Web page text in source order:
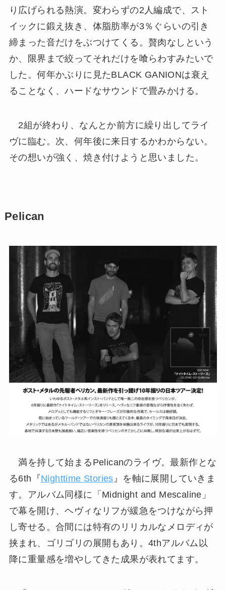
り広げられる熱演。変わらずの2人編成で、スト
イックに鍛え抜き、体脂肪率が3％ぐらいの引き
締まった音だけをぶつけてくる。贅肉なしという
か、限界まで絞ってそれだけを喰らわすみたいで
した。何年かぶりに見たBLACK GANIONは衰え
ることなく、ハードなサウンドで畳みかける。
2組が終わり、なんとか前方に繰り出してライ
ヴに臨む。次、何年後に来日するかわからない。
その想いが強く、焼き付けようと思いました。
Pelican
満を持して始まるPelicanのライヴ。最新作とな
る6th『Nighttime Stories』を軸に展開していきま
す。アルバム同様に「Midnight and Mescaline」
で幕を開け、ヘヴィなリフが緩急をつけながら押
し寄せる。合間には特有のリリカルなメロディが
挟まれ、ゴリゴリの展開もあり。4thアルバム以
降に重量感を増やしてきた成果が表れてます。